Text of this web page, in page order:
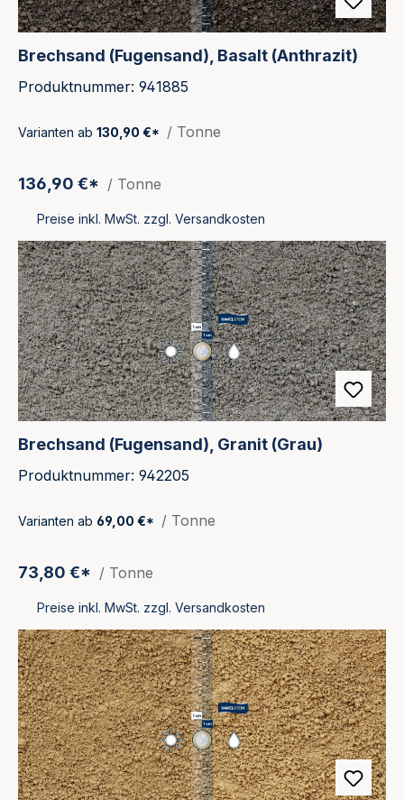
Brechsand (Fugensand), Basalt (Anthrazit)
Produktnummer: 941885
Varianten ab 130,90 €* / Tonne
136,90 €* / Tonne
Preise inkl. MwSt. zzgl. Versandkosten
Brechsand (Fugensand), Granit (Grau)
Produktnummer: 942205
Varianten ab 69,00 €* / Tonne
73,80 €* / Tonne
Preise inkl. MwSt. zzgl. Versandkosten